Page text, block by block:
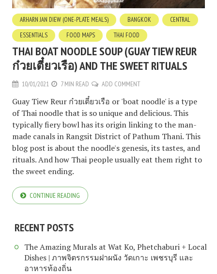
ARHARN JAN DIEW (ONE-PLATE MEALS) BANGKOK
CENTRAL
ESSENTIALS
FOOD MAPS THAI FOOD
THAI BOAT NOODLE SOUP (GUAY TIEW REUR
ก๋วยเตี๋ยวเรือ) AND THE SWEET RITUALS
10/01/2021 7 MIN READ ADD COMMENT
Guay Tiew Reur ก๋วยเตี๋ยวเรือ or 'boat noodle' is a type
of Thai noodle that is so unique and delicious. This
typically fiery bowl has its origin linking to the man-
made canals in Rangsit District of Pathum Thani. This
blog post is about the noodle's genesis, its tastes, and
rituals. And how Thai people usually eat them right to
the sweet ending.
CONTINUE READING
RECENT POSTS
The Amazing Murals at Wat Ko, Phetchaburi + Local
Dishes | ภาพจิตรกรรมฝาผนัง วัดเกาะ เพชรบุรี และ
อาหารท้องถิ่น